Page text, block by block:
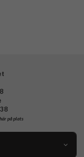
på plats